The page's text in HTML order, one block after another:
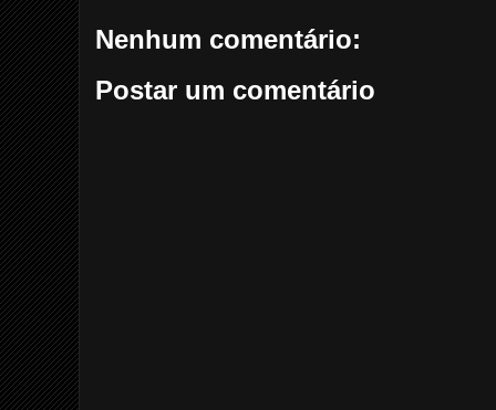
Nenhum comentário:
Postar um comentário